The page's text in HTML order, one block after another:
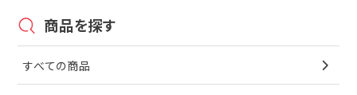
商品を探す
すべての商品